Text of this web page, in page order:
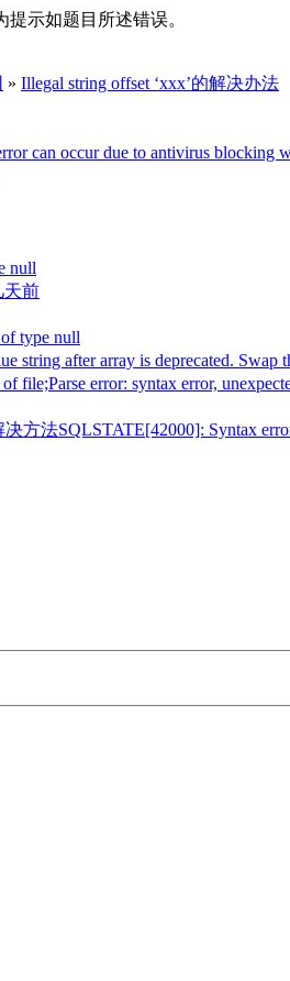
提示如题目所述错误。
» Illegal string offset ‘xxx’的解决办法
can occur due to antivirus blocking
null
天前
type null
after array is deprecated. Swap
file;Parse error: syntax error,
法SQLSTATE[42000]: Syntax